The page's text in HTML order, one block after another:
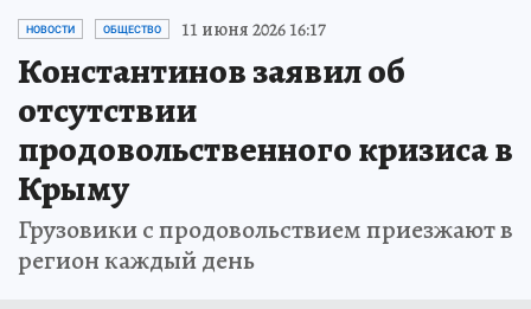
НОВОСТИ ОБЩЕСТВО 11 июня 2026 16:17
Константинов заявил об
отсутствии
продовольственного кризиса в
Крыму
Грузовики с продовольствием приезжают в
регион каждый день